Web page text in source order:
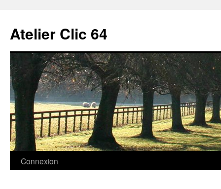
contenu
Atelier Clic 64
Connexion